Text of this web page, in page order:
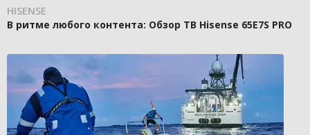
HISENSE
В ритме любого контента: Обзор ТВ Hisense 65E7S PRO